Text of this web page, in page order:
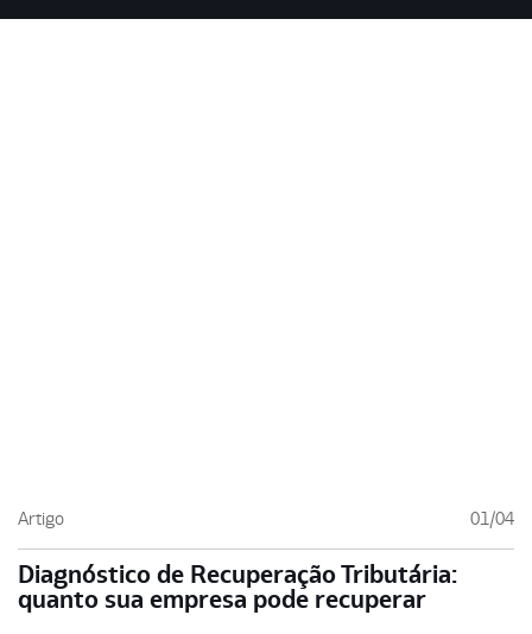
Artigo 01/04
Diagnóstico de Recuperação Tributária:
quanto sua empresa pode recuperar